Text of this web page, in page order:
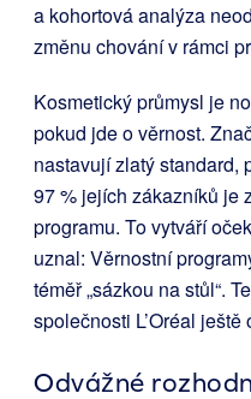
a kohortová analýza
změnu chování v rámci
Kosmetický průmysl je
pokud jde o věrnost.
nastavují zlatý standard,
97 % jejích zákazníků je
programu. To vytváří
uznal: Věrnostní
téměř „sázkou na stůl“.
společnosti L’Oréal ještě
Odvážné